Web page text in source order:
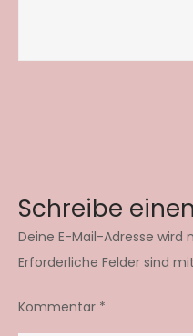
Schreibe
Deine E-Mail-Adresse
Erforderliche Felder sind mit
Kommentar *